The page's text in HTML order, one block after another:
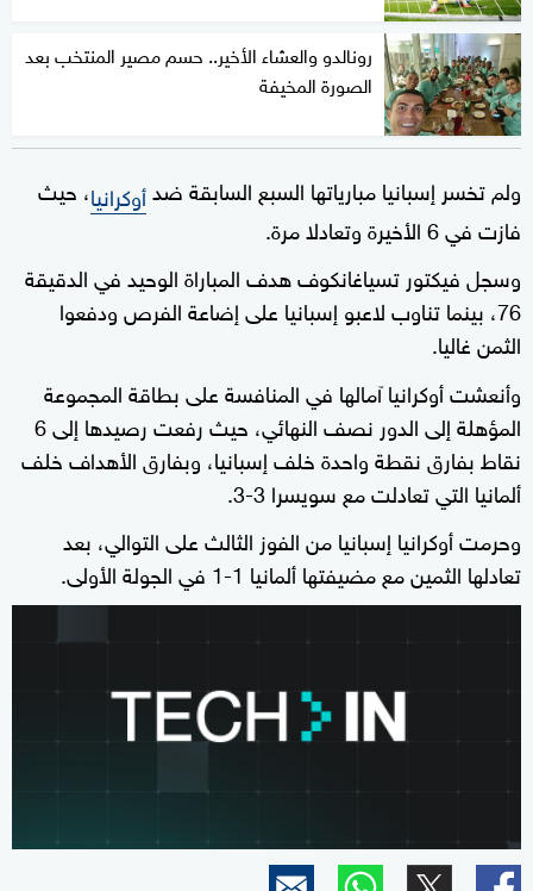
رونالدو والعشاء الأخير.. حسم مصير المنتخب بعد
الصورة المخيفة
ولم تخسر إسبانيا مبارياتها السبع السابقة ضدأوكرانيا، حيث
فازت في 6 الأخيرة وتعادلا مرة.
وسجل فيكتور تسياغانكوف هدف المباراة الوحيد في الدقيقة
76، بينما تناوب لاعبو إسبانيا على إضاعة الفرص ودفعوا
الثمن غاليا.
وأنعشت أوكرانيا آمالها في المنافسة على بطاقة المجموعة
المؤهلة إلى الدور نصف النهائي، حيث رفعت رصيدها إلى 6
نقاط بفارق نقطة واحدة خلف إسبانيا، وبفارق الأهداف خلف
ألمانيا التي تعادلت مع سويسرا 3-3.
وحرمت أوكرانيا إسبانيا من الفوز الثالث على التوالي، بعد
تعادلها الثمين مع مضيفتها ألمانيا 1-1 في الجولة الأولى.